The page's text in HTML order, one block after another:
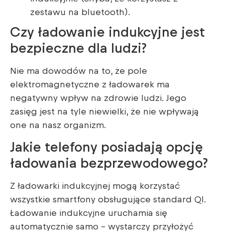
zestawu na bluetooth).
Czy ładowanie indukcyjne jest
bezpieczne dla ludzi?
Nie ma dowodów na to, że pole
elektromagnetyczne z ładowarek ma
negatywny wpływ na zdrowie ludzi. Jego
zasięg jest na tyle niewielki, że nie wpływają
one na nasz organizm.
Jakie telefony posiadają opcję
ładowania bezprzewodowego?
Z ładowarki indukcyjnej mogą korzystać
wszystkie smartfony obsługujące standard QI.
Ładowanie indukcyjne uruchamia się
automatycznie samo – wystarczy przyłożyć